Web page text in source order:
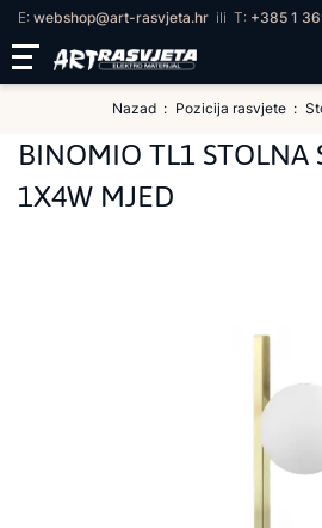
E: webshop@art-rasvjeta.hr ili T: +385 1
Nazad Pozicija rasvjete
BINOMIO TL1 STOLNA
1X4W MJED